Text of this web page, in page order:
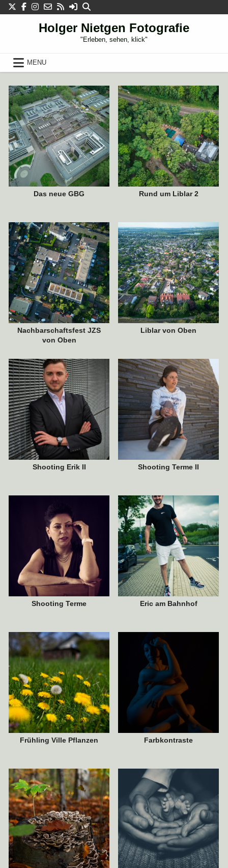
Skip
to
Holger Nietgen Fotografie
"Erleben, sehen, klick"
MENU
Das neue GBG
21. AUGUST 2022
Rund um Liblar 2
11. AUGUST 2022
Nachbarschaftsfest JZS
von Oben
30. JULI 2022
Liblar von Oben
5. SEPTEMBER 2021
Shooting Erik II
2. AUGUST 2021
Shooting Terme II
4. JULI 2021
Shooting Terme
19. MAI 2021
Eric am Bahnhof
Frühling Ville Pflanzen
14. JANUAR 2021
Farbkontraste
9. NOVEMBER 2020 17. JULI 2020